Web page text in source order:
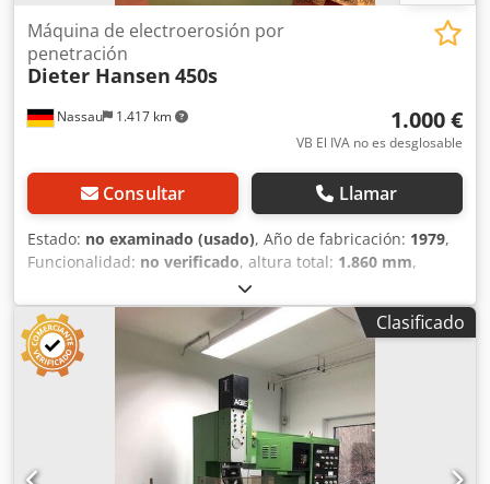
Nassau 1.417 km
Máquina de electroerosión por
penetración
Dieter Hansen 450s
1.000 €
VB El IVA no es desglosable
Consultar Llamar
Estado: no examinado (usado), Año de fabricación: 1979,
Funcionalidad: no verificado, altura total: 1.860 mm,
, longitud total:
total:1.400 kg, Se vende una máquina usada procedente
de la liquidación de un emplazamiento. La venta se realiza
excluyendo cualquier responsabilidad por vicios ocultos.
Dcodpfezrfawex Adrsk La máquina no ha sido revisada,
pero estuvo operativa hasta el final.
Clasificado